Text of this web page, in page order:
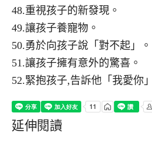
48.重視孩子的新發現。
49.讓孩子養寵物。
50.勇於向孩子說「對不起」。
51.讓孩子擁有意外的驚喜。
52.緊抱孩子,告訴他「我愛你
延伸閱讀